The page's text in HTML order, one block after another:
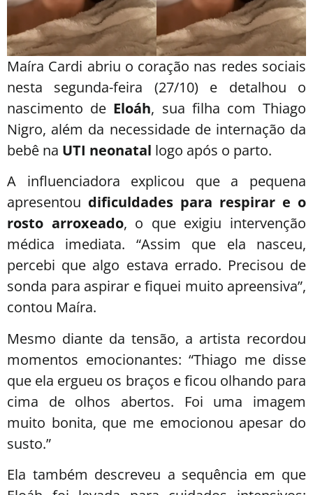
Maíra Cardi abriu o coração nas redes sociais
nesta segunda-feira (27/10) e detalhou o
nascimento de Eloáh, sua filha com Thiago
Nigro, além da necessidade de internação da
bebê na UTI neonatal logo após o parto.
A influenciadora explicou que a pequena
apresentou dificuldades para respirar e o
rosto arroxeado, o que exigiu intervenção
médica imediata. “Assim que ela nasceu,
percebi que algo estava errado. Precisou de
sonda para aspirar e fiquei muito apreensiva”,
contou Maíra.
Mesmo diante da tensão, a artista recordou
momentos emocionantes: “Thiago me disse
que ela ergueu os braços e ficou olhando para
cima de olhos abertos. Foi uma imagem
muito bonita, que me emocionou apesar do
susto.”
Ela também descreveu a sequência em que